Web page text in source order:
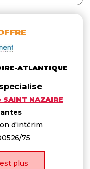
ATLANTIQUE
NAZAIRE
d'intérim
75
plus